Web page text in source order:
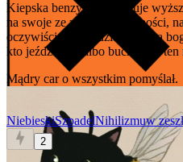
Kiepska benzyna powoduje
na swoje ze zdrowiem ludności,
oczywiście najbardziej oberwą
kto jeździ ładą albo buchanką,
Mądry car o wszystkim pomyślał.
NiebieskiSzpadelNihilizmuw
2